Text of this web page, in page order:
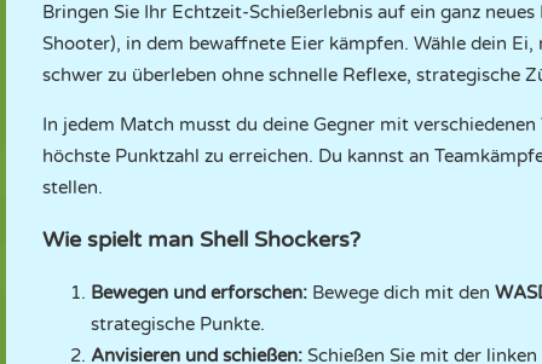
Bringen Sie Ihr Echtzeit-Schießerlebnis auf ein ganz
Shooter), in dem bewaffnete Eier kämpfen. Wähle dein
schwer zu überleben ohne schnelle Reflexe, strategische
In jedem Match musst du deine Gegner mit
höchste Punktzahl zu erreichen. Du kannst an
stellen.
Wie spielt man Shell Shockers?
Bewegen und erforschen: Bewege dich mit den
strategische Punkte.
Anvisieren und schießen: Schießen Sie mit der